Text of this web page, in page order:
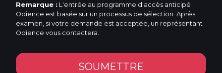
Remarque : L'entrée au programme d'accès anticipé
Odience est basée sur un processus de sélection. Après
examen, si votre demande est acceptée, un représentant
Odience vous contactera.
SOUMETTRE